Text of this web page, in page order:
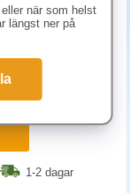
1-2 dagar
när som helst
längst ner på